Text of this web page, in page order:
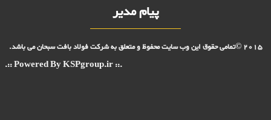
پیام مدیر
2015 ©تمامی حقوق این وب سایت محفوظ و متعلق به شرکت فولاد بافت سبحان می باشد.
.:: Powered By KSPgroup.ir ::.